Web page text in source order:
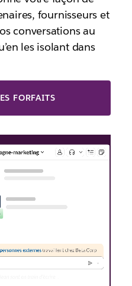
fournisseurs et
conversations au
les isolant dans
FORFAITS